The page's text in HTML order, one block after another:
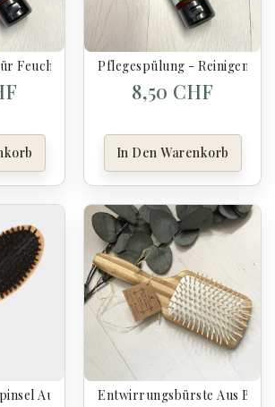
Feuchtes, Trockenes Und Sprödes Haar -
Pflegespülung - Reinigend,
8,50 CHF
In Den Warenkorb
Aus Wildschweinborsten - Anaé
Entwirrungsbürste Aus